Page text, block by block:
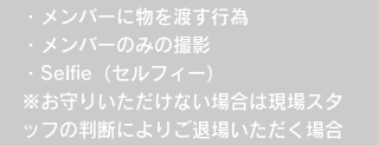
・メンバーに物を渡す行為
・メンバーのみの撮影
・Selfie（セルフィー）
※お守りいただけない場合は現場スタ
ッフの判断によりご退場いただく場合